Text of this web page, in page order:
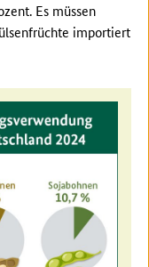
Es müssen
importiert